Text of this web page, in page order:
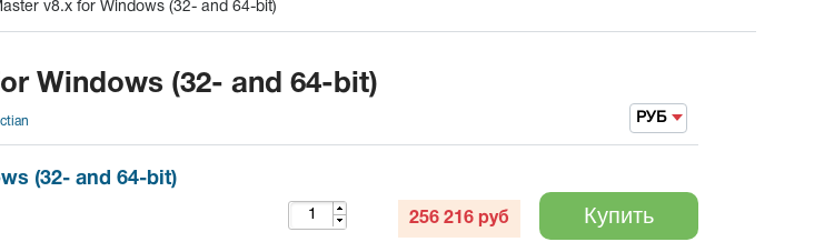
v8.x for Windows (32- and 64-bit)
Windows (32- and 64-bit)
РУБ
(32- and 64-bit)
256 216 руб Купить